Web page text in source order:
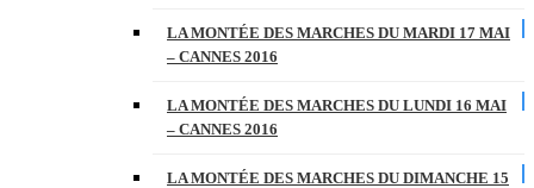
LA MONTÉE DES MARCHES DU MARDI 17 MAI
– CANNES 2016
LA MONTÉE DES MARCHES DU LUNDI 16 MAI
– CANNES 2016
LA MONTÉE DES MARCHES DU DIMANCHE 15